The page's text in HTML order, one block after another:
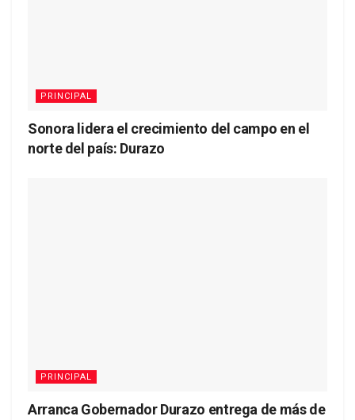
PRINCIPAL
Sonora lidera el crecimiento del campo en el
norte del país: Durazo
PRINCIPAL
Arranca Gobernador Durazo entrega de más de